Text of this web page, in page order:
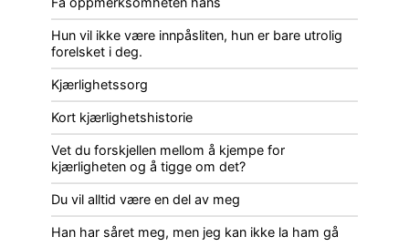
Hun vil ikke være innpåsliten, hun er bare utrolig
forelsket i deg.
Kjærlighetssorg
Kort kjærlighetshistorie
Vet du forskjellen mellom å kjempe for
kjærligheten og å tigge om det?
Du vil alltid være en del av meg
Han har såret meg, men jeg kan ikke la ham gå